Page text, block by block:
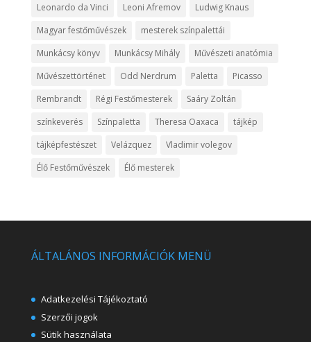
Leonardo da Vinci
Leoni Afremov
Ludwig Knaus
Magyar festőművészek
mesterek színpalettái
Munkácsy könyv
Munkácsy Mihály
Művészeti anatómia
Művészettörténet
Odd Nerdrum Paletta
Picasso
Rembrandt
Régi Festőmesterek
Saáry Zoltán
színkeverés
Színpaletta Theresa Oaxaca
tájkép
tájképfestészet
Velázquez
Vladimir volegov
Élő Festőművészek
Élő mesterek
ÁLTALÁNOS INFORMÁCIÓK MENÜ
Adatkezelési Tájékoztató
Szerzői jogok
Sütik használata